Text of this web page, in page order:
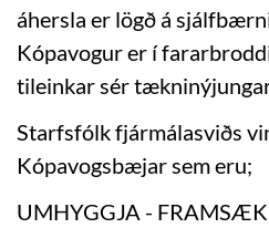
áhersla er lögð á
Kópavogur er í
tileinkar sér
Starfsfólk fjármálasviðs
Kópavogsbæjar sem eru;
UMHYGGJA -